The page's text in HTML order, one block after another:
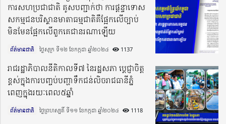
ការសហប្រជាជាតិ គូសបញ្ជាក់ថា ការផ្តន្ទាទោស
សកម្មជនបរិស្ថានមាតាធម្មជាតិគឺផ្អែកលើច្បាប់
មិនមែនផ្អែកលើពួកគេជានរណាឡើយ
ព័ត៌មានជាតិ ថ្ងៃសុក្រ ទី១២ ខែកក្កដា ឆ្នាំ២០២៤​ 1137
រាជរដ្ឋាភិបាលនីតិកាលទី៧ នៃរដ្ឋសភា បេ្ដជ្ញាចិត្ដ
ខ្ពស់ក្នុងការបញ្ចប់បញ្ហាទឹកជន់លិចរាជធានីភ្នំ
ពេញក្នុងរយៈពេល៥ឆ្នាំ
ព័ត៌មានជាតិ ថ្ងៃព្រហស្បតិ៍ ទី១១ ខែកក្កដា ឆ្នាំ២០២៤​ 1118